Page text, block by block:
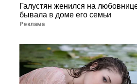
Галустян женился на
бывала в доме его семьи
Реклама